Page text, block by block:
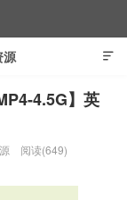

源
4.5G】英
阅读(649)